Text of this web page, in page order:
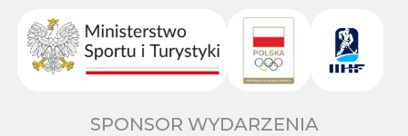
SPONSOR WYDARZENIA